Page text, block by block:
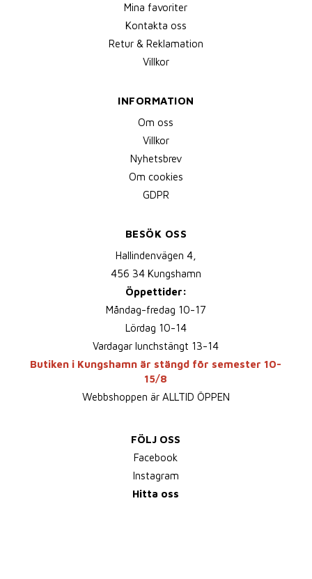
Mina favoriter
Kontakta oss
Retur & Reklamation
Villkor
INFORMATION
Om oss
Villkor
Nyhetsbrev
Om cookies
GDPR
BESÖK OSS
Hallindenvägen 4,
456 34 Kungshamn
Öppettider:
Måndag-fredag 10-17
Lördag 10-14
Vardagar lunchstängt 13-14
Butiken i Kungshamn är stängd för semester 10-
15/8
Webbshoppen är ALLTID ÖPPEN
FÖLJ OSS
Facebook
Instagram
Hitta oss